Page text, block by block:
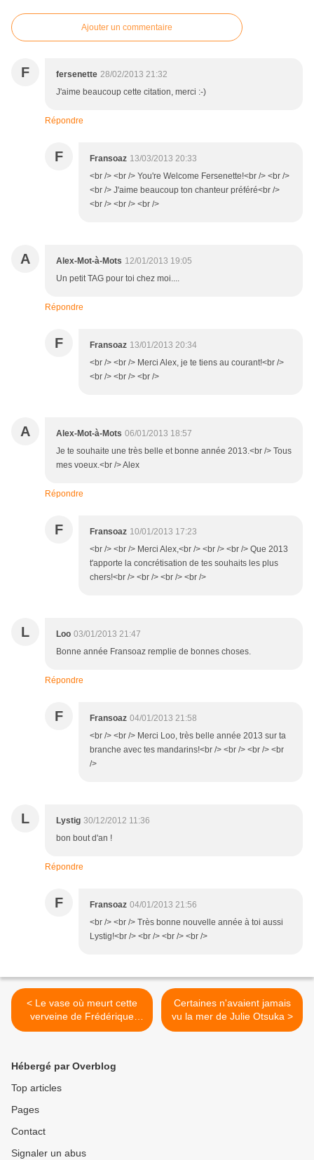
Ajouter un commentaire
F fersenette 28/02/2013 21:32
J'aime beaucoup cette citation, merci :-)
Répondre
F Fransoaz 13/03/2013 20:33
<br /> <br /> You're Welcome Fersenette!<br /> <br />
<br /> J'aime beaucoup ton chanteur préféré<br />
<br /> <br /> <br />
A Alex-Mot-à-Mots 12/01/2013 19:05
Un petit TAG pour toi chez moi....
Répondre
F Fransoaz 13/01/2013 20:34
<br /> <br /> Merci Alex, je te tiens au courant!<br />
<br /> <br /> <br />
A Alex-Mot-à-Mots 06/01/2013 18:57
Je te souhaite une très belle et bonne année 2013.<br /> Tous
mes voeux.<br /> Alex
Répondre
F Fransoaz 10/01/2013 17:23
<br /> <br /> Merci Alex,<br /> <br /> <br /> Que 2013
t'apporte la concrétisation de tes souhaits les plus
chers!<br /> <br /> <br /> <br />
L Loo 03/01/2013 21:47
Bonne année Fransoaz remplie de bonnes choses.
Répondre
F Fransoaz 04/01/2013 21:58
<br /> <br /> Merci Loo, très belle année 2013 sur ta
branche avec tes mandarins!<br /> <br /> <br /> <br
/>
L Lystig 30/12/2012 11:36
bon bout d'an !
Répondre
F Fransoaz 04/01/2013 21:56
<br /> <br /> Très bonne nouvelle année à toi aussi
Lystig!<br /> <br /> <br /> <br />
< Le vase où meurt cette
verveine de Frédérique
Martin
Certaines n'avaient jamais
vu la mer de Julie Otsuka >
Hébergé par Overblog
Top articles
Pages
Contact
Signaler un abus